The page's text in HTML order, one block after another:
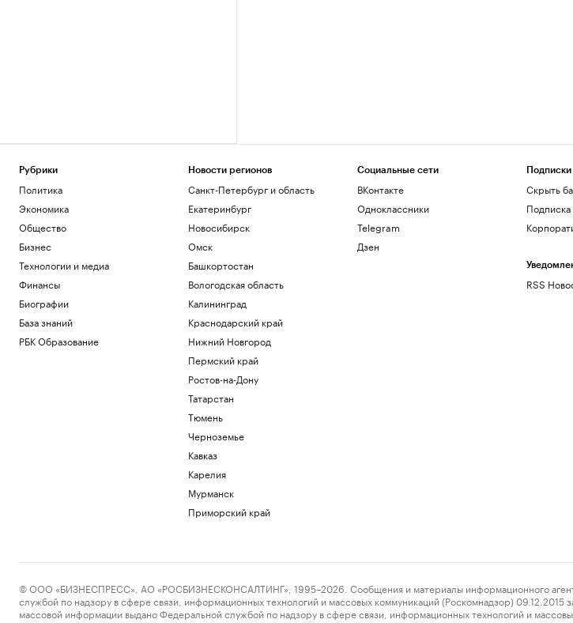
Рубрики
Политика
Экономика
Общество
Бизнес
Технологии и медиа
Финансы
Биографии
База знаний
РБК Образование
Новости регионов
Санкт-Петербург и область
Екатеринбург
Новосибирск
Омск
Башкортостан
Вологодская область
Калининград
Краснодарский край
Нижний Новгород
Пермский край
Ростов-на-Дону
Татарстан
Тюмень
Черноземье
Кавказ
Карелия
Мурманск
Приморский край
Социальные сети
ВКонтакте
Одноклассники
Telegram
Дзен
Подписки
Скрыть
RSS
© ООО «БИЗНЕСПРЕСС», АО «РОСБИЗНЕСКОНСАЛТИНГ», 1995–2026. Сообщения и материалы информационного
службой по надзору в сфере связи, информационных технологий и массовых коммуникаций (Роскомнадзор)
массовой информации выдано Федеральной службой по надзору в сфере связи, информационных технологий и